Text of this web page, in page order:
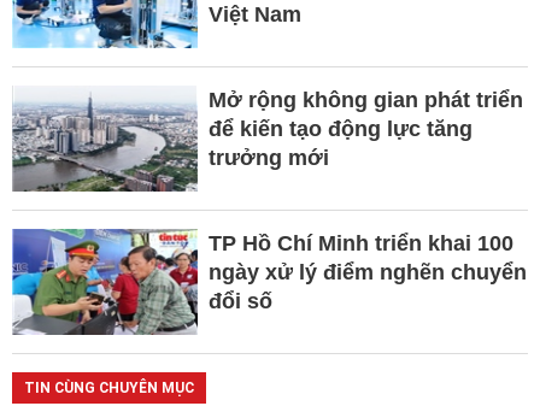
Việt Nam
Mở rộng không gian phát triển
để kiến tạo động lực tăng
trưởng mới
TP Hồ Chí Minh triển khai 100
ngày xử lý điểm nghẽn chuyển
đổi số
TIN CÙNG CHUYÊN MỤC